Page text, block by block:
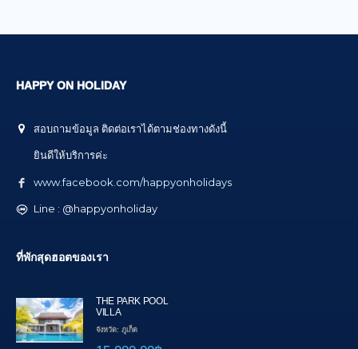
HAPPY ON HOLIDAY
สอบถามข้อมูล ติดต่อเราได้ตามช่องทางดังนี้
ยินดีให้บริการค่ะ
www.facebook.com/happyonholidays
Line : @happyonholiday
ที่พักสุดฮอตของเรา
THE PARK POOL
VILLA
จังหวัด: ภูเก็ต